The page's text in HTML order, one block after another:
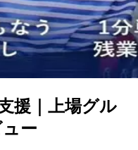
援｜上場グル
ー